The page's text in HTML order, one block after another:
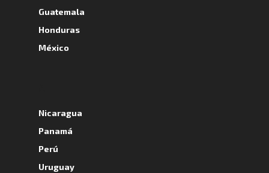
Guatemala
Honduras
México
Nicaragua
Panamá
Perú
Uruguay